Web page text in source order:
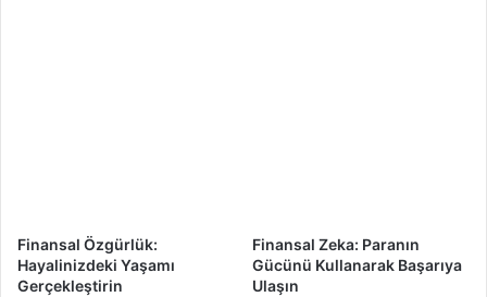
Finansal Özgürlük:
Hayalinizdeki Yaşamı
Gerçekleştirin
Finansal Zeka: Paranın
Gücünü Kullanarak Başarıya
Ulaşın